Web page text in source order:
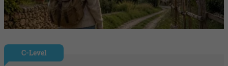
C-Level